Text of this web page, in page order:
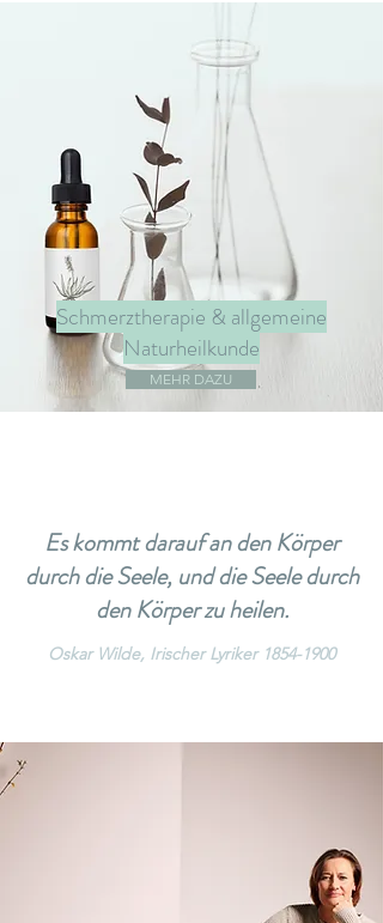
Schmerztherapie & allgemeine
Naturheilkunde
MEHR DAZU
Es kommt darauf an den Körper
durch die Seele, und die Seele durch
den Körper zu heilen.
Oskar Wilde, Irischer Lyriker 1854-1900